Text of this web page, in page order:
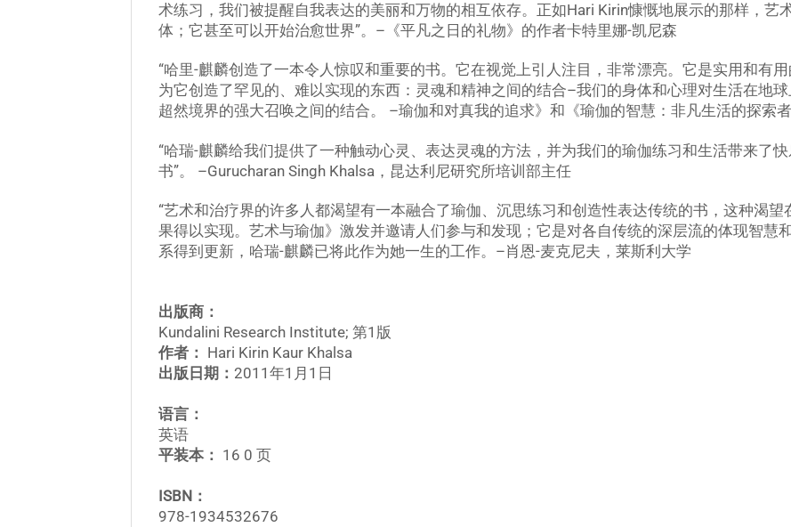
术练习，我们被提醒自我表达的美丽和万物的相互依存。正如Hari Kirin慷慨地展示的那样，艺
体；它甚至可以开始治愈世界”。–《平凡之日的礼物》的作者卡特里娜-凯尼森
“哈里-麒麟创造了一本令人惊叹和重要的书。它在视觉上引人注目，非常漂亮。它是实用和有
为它创造了罕见的、难以实现的东西：灵魂和精神之间的结合–我们的身体和心理对生活在地
超然境界的强大召唤之间的结合。 –瑜伽和对真我的追求》和《瑜伽的智慧：非凡生活的探索
“哈瑞-麒麟给我们提供了一种触动心灵、表达灵魂的方法，并为我们的瑜伽练习和生活带来了
书”。 –Gurucharan Singh Khalsa，昆达利尼研究所培训部主任
“艺术和治疗界的许多人都渴望有一本融合了瑜伽、沉思练习和创造性表达传统的书，这种渴
果得以实现。艺术与瑜伽》激发并邀请人们参与和发现；它是对各自传统的深层流的体现智慧
系得到更新，哈瑞-麒麟已将此作为她一生的工作。–肖恩-麦克尼夫，莱斯利大学
出版商：
Kundalini Research Institute; 第1版
作者： Hari Kirin Kaur Khalsa
出版日期： 2011年1月1日
语言：
英语
平装本：
16 0 页
ISBN：
978-1934532676